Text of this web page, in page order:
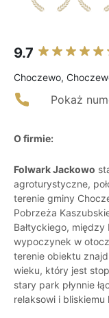
9.7
Choczewo,
Pokaż
O firmie:
Folwark Jackowo
agroturystyczne,
terenie gminy
Pobrzeża
Bałtyckiego, między
wypoczynek w
terenie obiektu
wieku, który jest
stary park płynnie
relaksowi i